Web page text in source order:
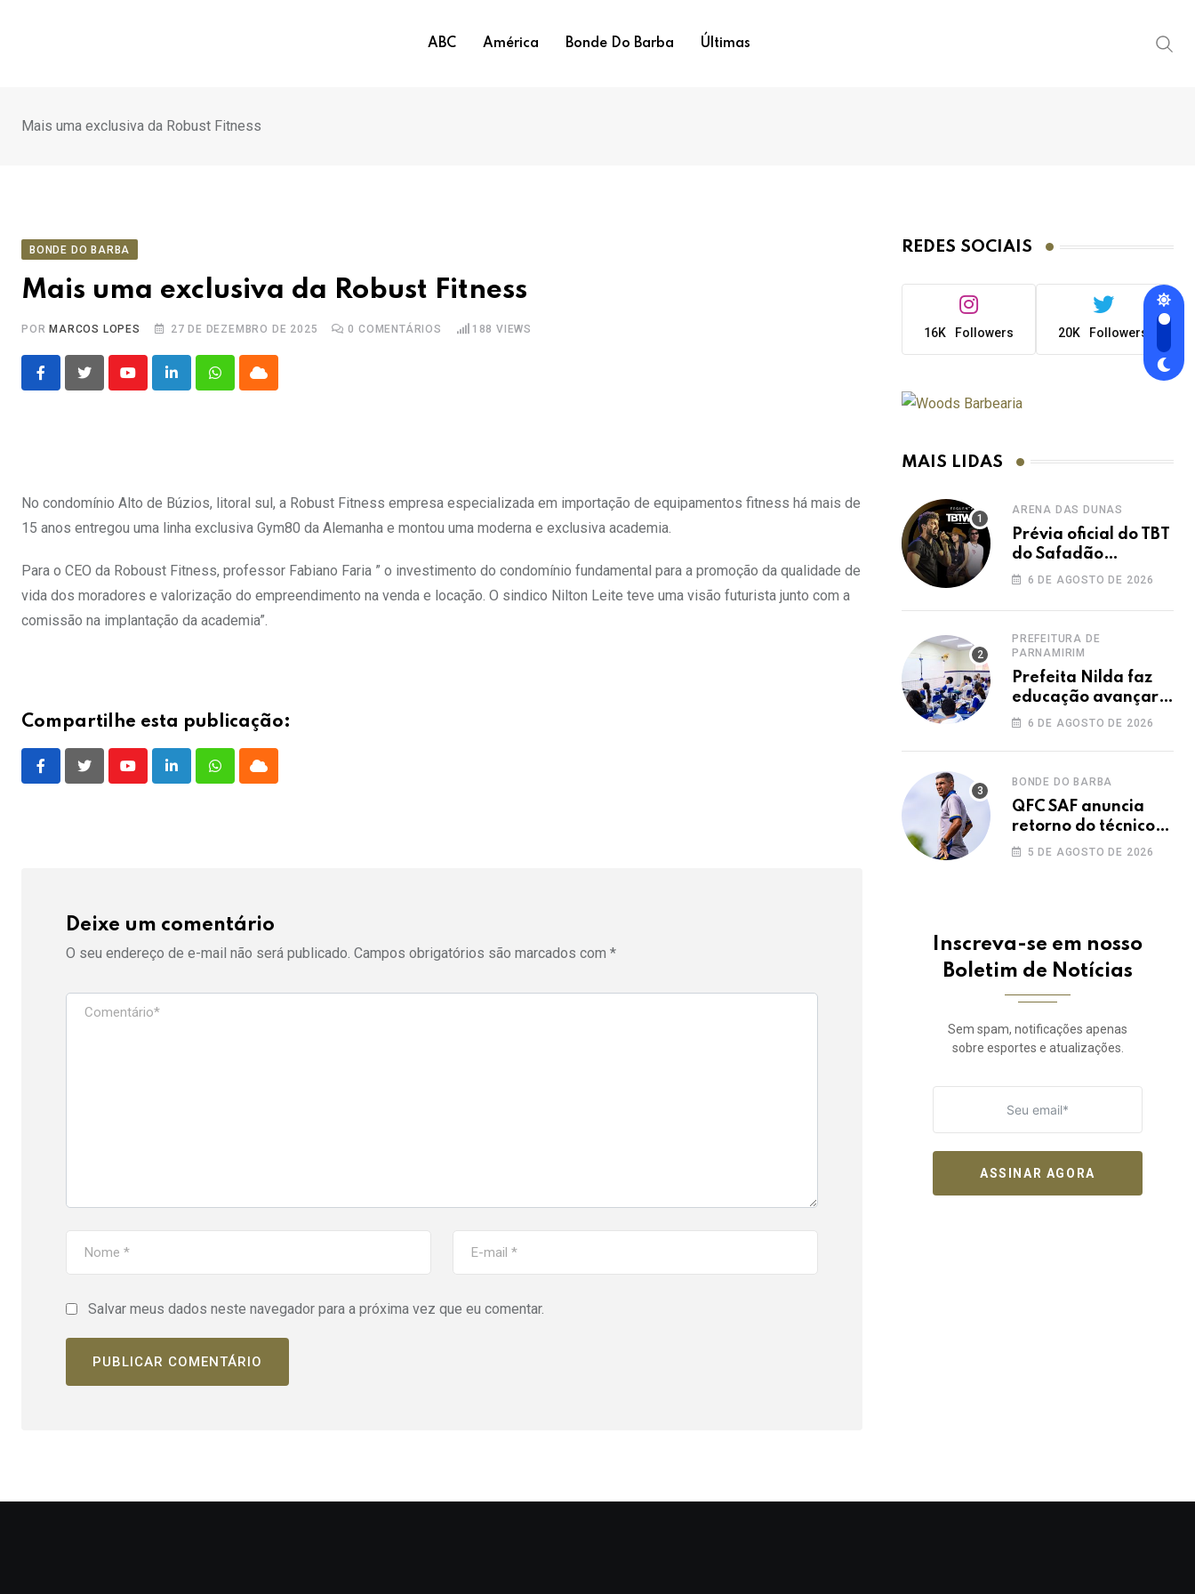
ABC América Bonde Do Barba Últimas
Mais uma exclusiva da Robust Fitness
BONDE DO BARBA
Mais uma exclusiva da Robust Fitness
POR MARCOS LOPES 27 DE DEZEMBRO DE 2025 0 COMENTÁRIOS 188 VIEWS
YoutubeLinkedInWhatsappCloud
No condomínio Alto de Búzios, litoral sul, a Robust Fitness empresa especializada em importação de equipamentos fitness há mais de
15 anos entregou uma linha exclusiva Gym80 da Alemanha e montou uma moderna e exclusiva academia.
Para o CEO da Roboust Fitness, professor Fabiano Faria ” o investimento do condomínio fundamental para a promoção da qualidade de
vida dos moradores e valorização do empreendimento na venda e locação. O sindico Nilton Leite teve uma visão futurista junto com a
comissão na implantação da academia”.
Compartilhe esta publicação:
YoutubeLinkedInWhatsappCloud
Deixe um comentário
O seu endereço de e-mail não será publicado. Campos obrigatórios são marcados com *
Salvar meus dados neste navegador para a próxima vez que eu comentar.
REDES SOCIAIS
16K Followers 20K Followers
MAIS LIDAS
ARENA DAS DUNAS
Prévia oficial do TBT
do Safadão
acontece nesta
Dunas
6 DE AGOSTO DE 2026
PREFEITURA DE
PARNAMIRIM
Prefeita Nilda faz
educação avançar e
leva Parnamirim ao
história dos anos
iniciais
6 DE AGOSTO DE 2026
BONDE DO BARBA
QFC SAF anuncia
retorno do técnico
João Paulo para a
5 DE AGOSTO DE 2026
Inscreva-se em nosso
Boletim de Notícias
Sem spam, notificações apenas
sobre esportes e atualizações.
ASSINAR AGORA